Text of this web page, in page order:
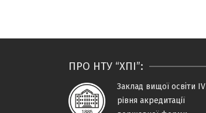
ПРО НТУ “ХПІ”:
Заклад вищої освіти IV
рiвня акредитацiї